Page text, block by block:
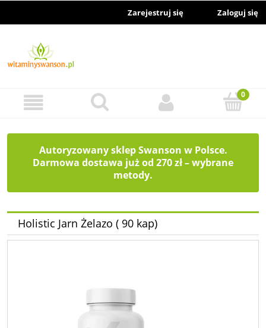
Zarejestruj się Zaloguj się
Autoryzowany sklep Swanson w Polsce.
Darmowa dostawa już od 270 zł – wybrane
metody.
Holistic Jarn Żelazo ( 90 kap)